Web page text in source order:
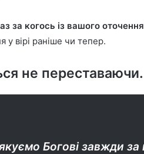
за когось із вашого
у вірі раніше чи тепер.
не переставаючи.
Богові завжди за